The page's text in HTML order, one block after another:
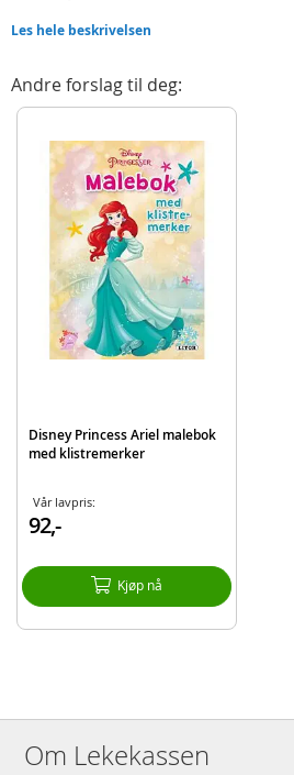
Detaljer:
Modell 132274
Les hele beskrivelsen
Andre forslag til deg:
Disney Princess Ariel malebok
med klistremerker
Vår lavpris:
92,-
Kjøp nå
Om Lekekassen